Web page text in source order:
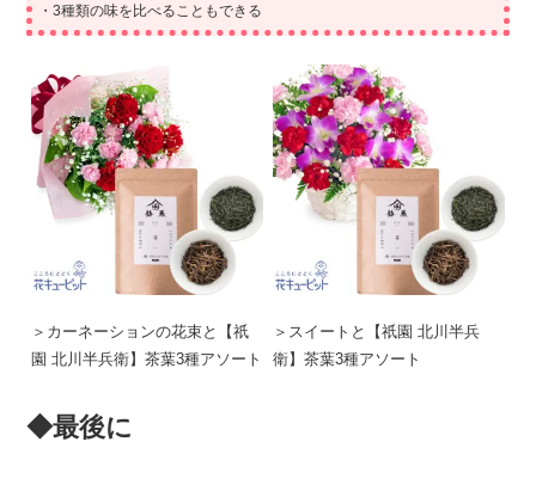
・3種類の味を比べることもできる
＞カーネーションの花束と【祇
園 北川半兵衛】茶葉3種アソート
＞スイートと【祇園 北川半兵
衛】茶葉3種アソート
◆最後に